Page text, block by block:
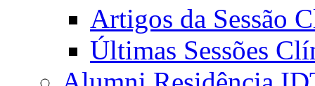
Artigos da Sessão
Últimas Sessões